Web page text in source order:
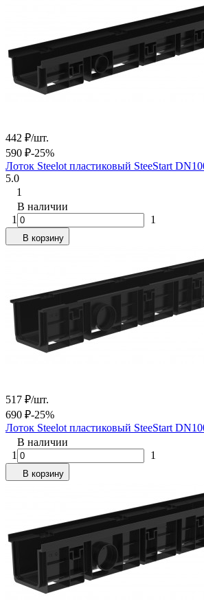
442 ₽/шт.
590 ₽-25%
Лоток Steelot пластиковый SteeStart
5.0
1
В наличии
1
1
В корзину
517 ₽/шт.
690 ₽-25%
Лоток Steelot пластиковый SteeStart
В наличии
1
1
В корзину